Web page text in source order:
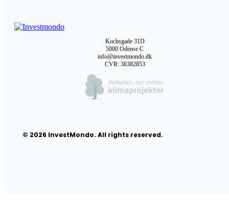
Kochsgade 31D
5000 Odense C
info@investmondo.dk
CVR: 38382853
© 2026 InvestMondo. All rights reserved.